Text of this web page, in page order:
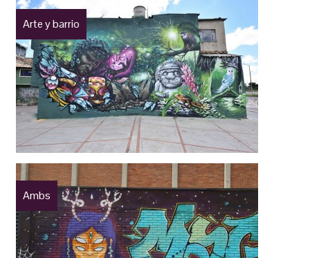
Arte y barrio
Ambs